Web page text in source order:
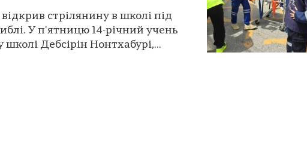
стрілянину в школі під
У п'ятницю 14-річний учень
школі Дебсірін Нонтхабурі,...